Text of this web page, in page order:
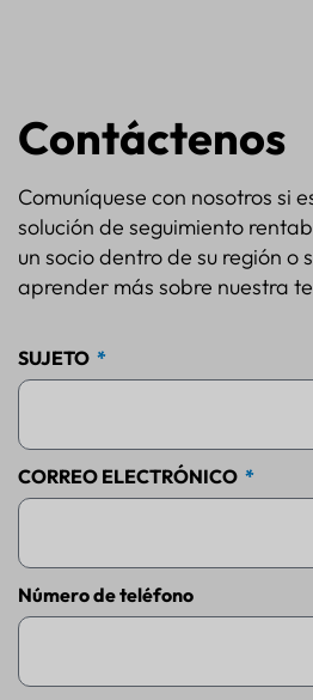
Contáctenos
Comuníquese con nosotros si
solución de seguimiento
un socio dentro de su región o
aprender más sobre nuestra
SUJETO
CORREO ELECTRÓNICO
Número de teléfono